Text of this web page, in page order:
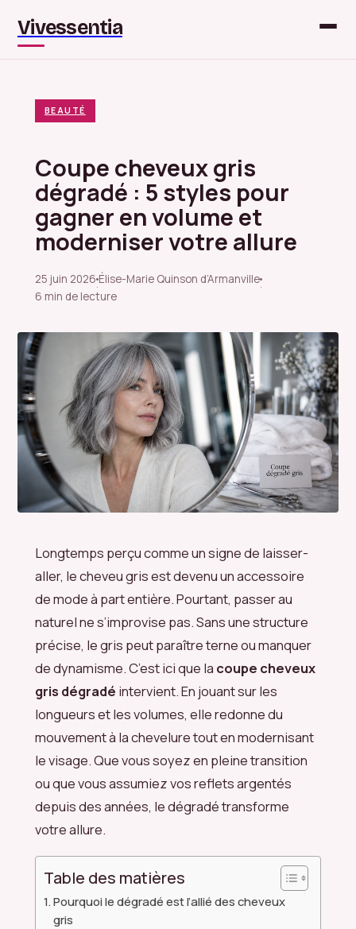
Vivessentia
BEAUTÉ
Coupe cheveux gris
dégradé : 5 styles pour
gagner en volume et
moderniser votre allure
25 juin 2026
·
Élise-Marie Quinson d’Armanville
·
6 min de lecture
Longtemps perçu comme un signe de laisser-
aller, le cheveu gris est devenu un accessoire
de mode à part entière. Pourtant, passer au
naturel ne s’improvise pas. Sans une structure
précise, le gris peut paraître terne ou manquer
de dynamisme. C’est ici que la coupe cheveux
gris dégradé intervient. En jouant sur les
longueurs et les volumes, elle redonne du
mouvement à la chevelure tout en modernisant
le visage. Que vous soyez en pleine transition
ou que vous assumiez vos reflets argentés
depuis des années, le dégradé transforme
votre allure.
Table des matières
Pourquoi le dégradé est l’allié des cheveux
gris